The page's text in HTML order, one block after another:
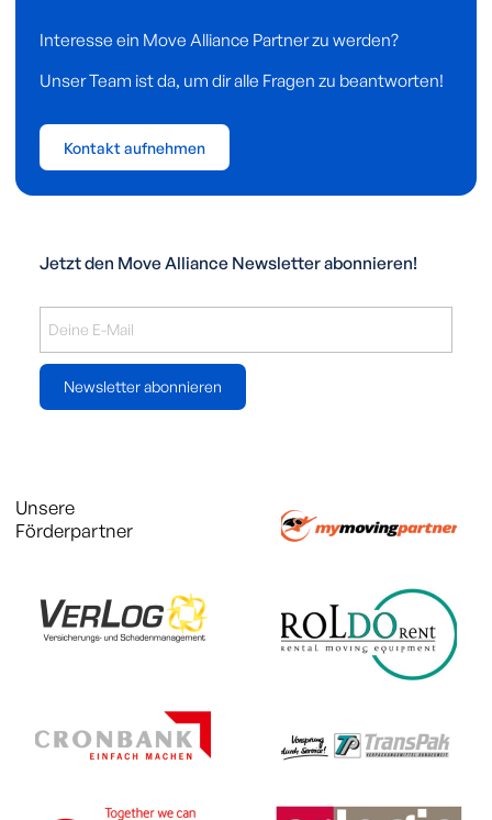
Interesse ein Move Alliance Partner zu werden?
Unser Team ist da, um dir alle Fragen zu beantworten!
Kontakt aufnehmen
Jetzt den Move Alliance Newsletter abonnieren!
Newsletter abonnieren
Unsere
Förderpartner